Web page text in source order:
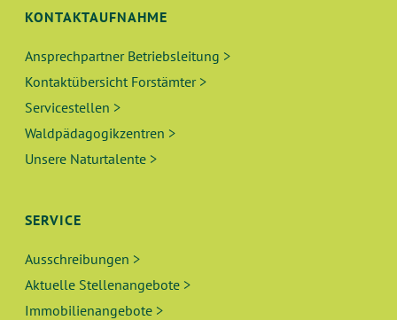
KONTAKTAUFNAHME
Ansprechpartner Betriebsleitung >
Kontaktübersicht Forstämter >
Servicestellen >
Waldpädagogikzentren >
Unsere Naturtalente >
SERVICE
Ausschreibungen >
Aktuelle Stellenangebote >
Immobilienangebote >